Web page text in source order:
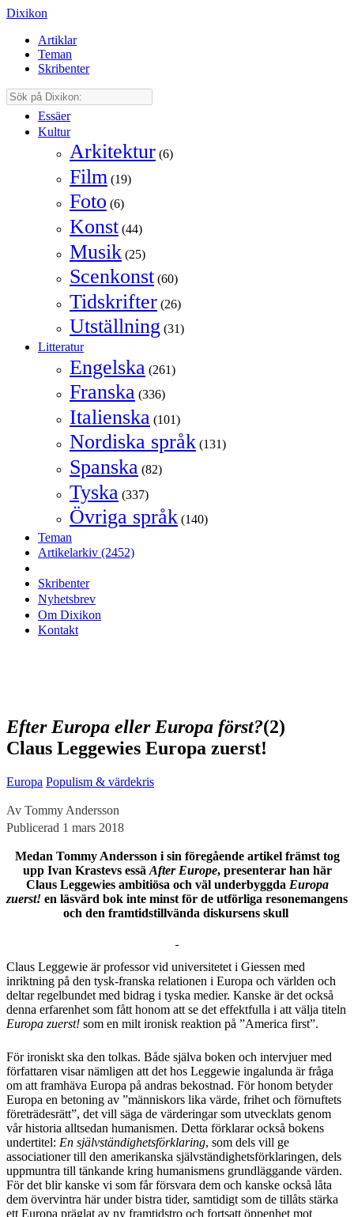
Dixikon
Artiklar
Teman
Skribenter
Essäer
Kultur
Arkitektur (6)
Film (19)
Foto (6)
Konst (44)
Musik (25)
Scenkonst (60)
Tidskrifter (26)
Utställning (31)
Litteratur
Engelska (261)
Franska (336)
Italienska (101)
Nordiska språk (131)
Spanska (82)
Tyska (337)
Övriga språk (140)
Teman
Artikelarkiv (2452)
Skribenter
Nyhetsbrev
Om Dixikon
Kontakt
Efter Europa eller Europa först?(2)
Claus Leggewies Europa zuerst!
Europa Populism & värdekris
Av Tommy Andersson
Publicerad 1 mars 2018
Medan Tommy Andersson i sin föregående artikel främst tog
upp Ivan Krastevs essä After Europe, presenterar han här
Claus Leggewies ambitiösa och väl underbyggda Europa
zuerst! en läsvärd bok inte minst för de utförliga resonemangens
och den framtidstillvända diskursens skull
Claus Leggewie är professor vid universitetet i Giessen med
inriktning på den tysk-franska relationen i Europa och världen och
deltar regelbundet med bidrag i tyska medier. Kanske är det också
denna erfarenhet som fått honom att se det effektfulla i att välja titeln
Europa zuerst! som en milt ironisk reaktion på ˮAmerica firstˮ.
För ironiskt ska den tolkas. Både själva boken och intervjuer med
författaren visar nämligen att det hos Leggewie ingalunda är fråga
om att framhäva Europa på andras bekostnad. För honom betyder
Europa en betoning av ˮmänniskors lika värde, frihet och förnuftets
företrädesrättˮ, det vill säga de värderingar som utvecklats genom
vår historia alltsedan humanismen. Detta förklarar också bokens
undertitel: En självständighetsförklaring, som dels vill ge
associationer till den amerikanska självständighetsförklaringen, dels
uppmuntra till tänkande kring humanismens grundläggande värden.
För det blir kanske vi som får försvara dem och kanske också låta
dem övervintra här under bistra tider, samtidigt som de tillåts stärka
ett Europa präglat av ny framtidstro och fortsatt öppenhet mot